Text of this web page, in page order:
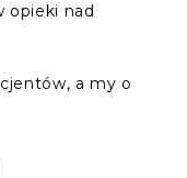
opieki nad
a my o